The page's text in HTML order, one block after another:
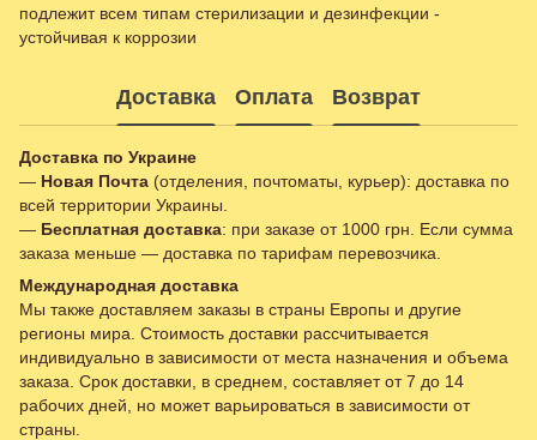
подлежит всем типам стерилизации и дезинфекции -
устойчивая к коррозии
Доставка Оплата Возврат
Доставка по Украине
— Новая Почта (отделения, почтоматы, курьер): доставка по
всей территории Украины.
— Бесплатная доставка: при заказе от 1000 грн. Если сумма
заказа меньше — доставка по тарифам перевозчика.
Международная доставка
Мы также доставляем заказы в страны Европы и другие
регионы мира. Стоимость доставки рассчитывается
индивидуально в зависимости от места назначения и объема
заказа. Срок доставки, в среднем, составляет от 7 до 14
рабочих дней, но может варьироваться в зависимости от
страны.